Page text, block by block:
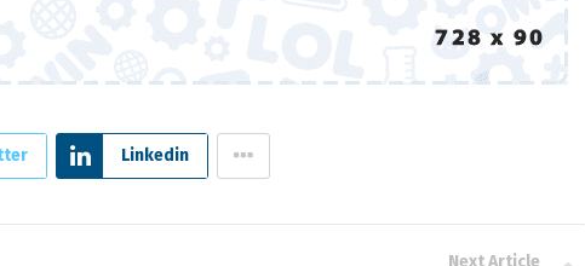
Linkedin
Next Article